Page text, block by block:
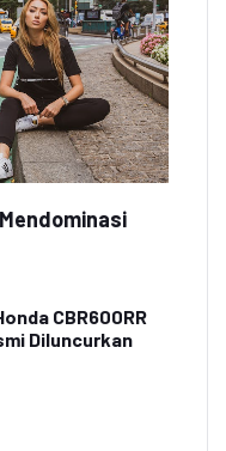
CBR600RR
Diluncurkan